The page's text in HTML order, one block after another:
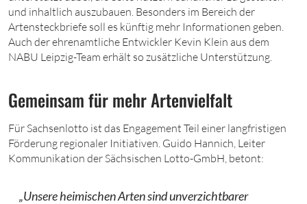
und inhaltlich auszubauen. Besonders im Bereich der
Artensteckbriefe soll es künftig mehr Informationen geben.
Auch der ehrenamtliche Entwickler Kevin Klein aus dem
NABU Leipzig-Team erhält so zusätzliche Unterstützung.
Gemeinsam für mehr Artenvielfalt
Für Sachsenlotto ist das Engagement Teil einer langfristigen
Förderung regionaler Initiativen. Guido Hannich, Leiter
Kommunikation der Sächsischen Lotto-GmbH, betont:
„Unsere heimischen Arten sind unverzichtbarer